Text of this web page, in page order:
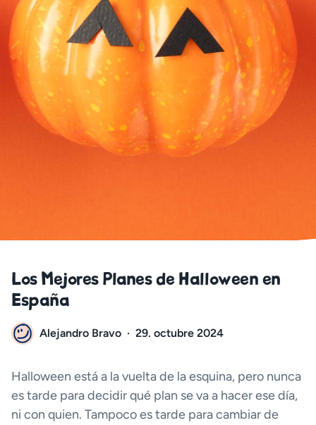
Los Mejores Planes de Halloween en
España
Alejandro Bravo · 29. octubre 2024
Halloween está a la vuelta de la esquina, pero nunca
es tarde para decidir qué plan se va a hacer ese día,
ni con quien. Tampoco es tarde para cambiar de